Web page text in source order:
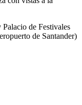
de Festivales
de Santander)